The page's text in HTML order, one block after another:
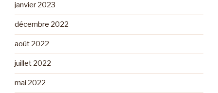
janvier 2023
décembre 2022
août 2022
juillet 2022
mai 2022